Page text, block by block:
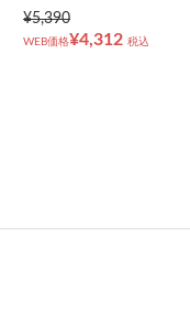
¥5,390
WEB価格¥4,312 税込